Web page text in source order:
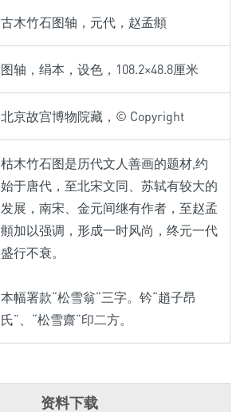
古木竹石图轴，元代，赵孟頫
图轴，绢本，设色，108.2×48.8厘米
北京故宫博物院藏，© Copyright
枯木竹石图是历代文人善画的题材,约
始于唐代，至北宋文同、苏轼有较大的
发展，南宋、金元间继有作者，至赵孟
頫加以强调，形成一时风尚，终元一代
盛行不衰。
本幅署款“松雪翁”三字。钤“趙子昂
氏”、“松雪齋”印二方。
资料下载